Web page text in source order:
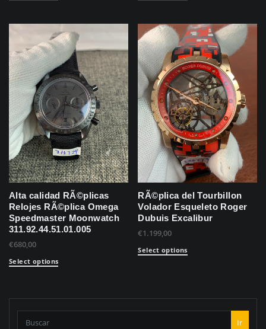
Alta calidad RÃ©plicas
Relojes RÃ©plica Omega
Speedmaster Moonwatch
311.92.44.51.01.005
€680,00
Select options
RÃ©plica del Tourbillon
Volador Esqueleto Roger
Dubuis Excalibur
€1.199,00
Select options
Ir